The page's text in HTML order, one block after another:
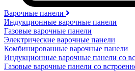
Варочные панели
Индукционные варочные панели
Газовые варочные панели
Электрические варочные панели
Комбинированные варочные панели
Индукционные варочные панели со
Газовые варочные панели со